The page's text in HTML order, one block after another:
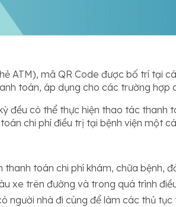
ATM), mã QR Code được bố trí tại
toán, áp dụng cho các trường hợp
đều có thể thực hiện thao tác thanh
chi phí điều trị tại bệnh viện một
toán chi phí khám, chữa bệnh,
xe trên đường và trong quá trình
người nhà đi cùng để làm các thủ tục